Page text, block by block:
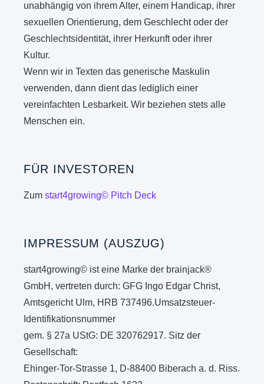
unabhängig von ihrem Alter, einem Handicap, ihrer
sexuellen Orientierung, dem Geschlecht oder der
Geschlechtsidentität, ihrer Herkunft oder ihrer
Kultur.
Wenn wir in Texten das generische Maskulin
verwenden, dann dient das lediglich einer
vereinfachten Lesbarkeit. Wir beziehen stets alle
Menschen ein.
FÜR INVESTOREN
Zumstart4growing© Pitch Deck
IMPRESSUM (AUSZUG)
start4growing© ist eine Marke der brainjack®
GmbH, vertreten durch: GFG Ingo Edgar Christ,
Amtsgericht Ulm, HRB 737496.Umsatzsteuer-
Identifikationsnummer
gem. § 27a UStG: DE 320762917. Sitz der
Gesellschaft:
Ehinger-Tor-Strasse 1, D-88400 Biberach a. d. Riss.